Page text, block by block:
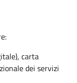
carta
dei servizi